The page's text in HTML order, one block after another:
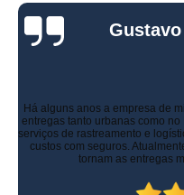
Há alguns anos a empresa de
entregas tanto urbanas como
serviços de rastreamento e
custos com seguros.
tornam as entregas